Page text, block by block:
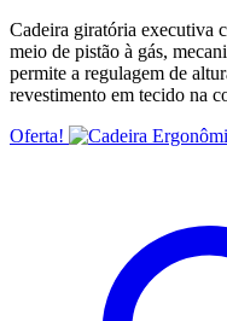
original
era:
R$620,00.
atual
é:
Cadeira giratória executiva
meio de pistão à gás,
permite a regulagem de
revestimento em tecido na
Oferta!